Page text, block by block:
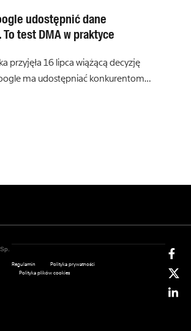
udostępnić dane
test DMA w praktyce
przyjęła 16 lipca wiążącą decyzję
ma udostępniać konkurentom…
Regulamin
Polityka prywatności
Polityka plików cookies